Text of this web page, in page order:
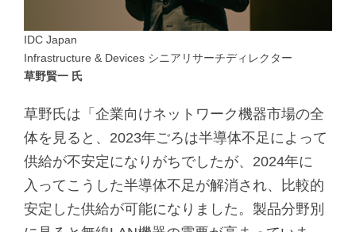
IDC Japan
Infrastructure & Devices シニアリサーチディレクター
草野賢一 氏
草野氏は「企業向けネットワーク機器市場の全
体を見ると、2023年ごろは半導体不足によって
供給が不安定になりがちでしたが、2024年に
入ってこうした半導体不足が解消され、比較的
安定した供給が可能になりました。製品分野別